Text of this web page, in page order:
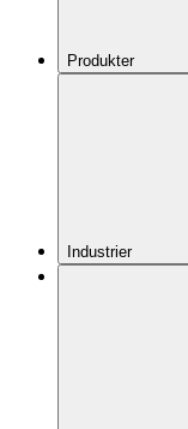
Produkter
Industrier